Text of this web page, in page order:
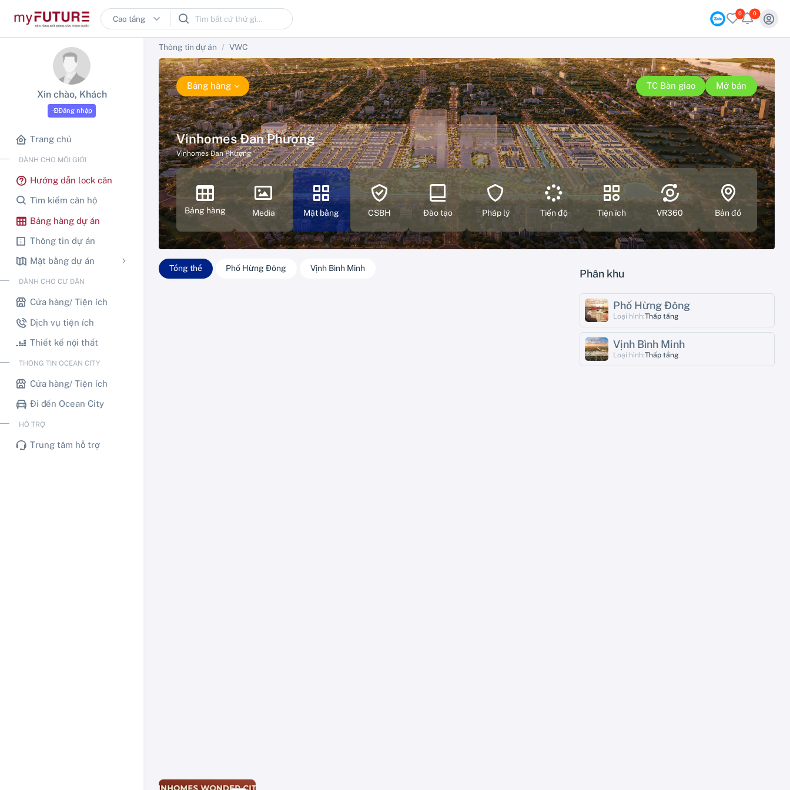
0 0
Xin chào, Khách
Đăng nhập
Trang chủ
DÀNH CHO MÔI GIỚI
Hướng dẫn lock căn
Tìm kiếm căn hộ
Bảng hàng dự án
Thông tin dự án
Mặt bằng dự án
DÀNH CHO CƯ DÂN
Cửa hàng/ Tiện ích
Dịch vụ tiện ích
Thiết kế nội thất
THÔNG TIN OCEAN CITY
Cửa hàng/ Tiện ích
Đi đến Ocean City
HỖ TRỢ
Trung tâm hỗ trợ
Thông tin dự án VWC
Bảng hàng TC Bàn giao Mở bán
Vinhomes Đan Phượng
Vinhomes Đan Phượng
Bảng hàng Media Mặt bằng CSBH Đào tạo Pháp lý Tiến độ Tiện ích VR360 Bản đồ
Tổng thể Phố Hừng Đông Vịnh Bình Minh Phân khu
Phố Hừng Đông
Loại hình:Thấp tầng
Vịnh Bình Minh
Loại hình:Thấp tầng